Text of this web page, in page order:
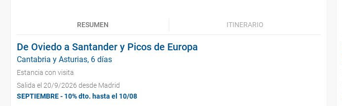
RESUMEN ITINERARIO
De Oviedo a Santander y Picos de Europa
Cantabria y Asturias, 6 días
Estancia con visita
Salida el 20/9/2026 desde Madrid
SEPTIEMBRE - 10% dto. hasta el 10/08